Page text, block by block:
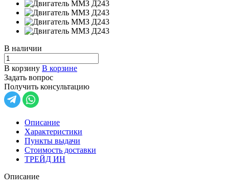
В наличии
В корзину В корзине
Задать вопрос
Получить консультацию
Описание
Характеристики
Пункты выдачи
Стоимость доставки
ТРЕЙД ИН
Описание